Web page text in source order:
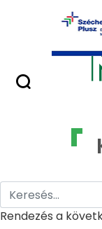
Ugrás a fő
Rendezés a